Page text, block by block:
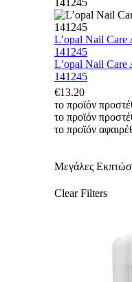
L’opal Nail Care
141245
L’opal Nail Care
141245
€13.20
το προϊόν
το προϊόν
το προϊόν
Μεγάλες
Clear Filters